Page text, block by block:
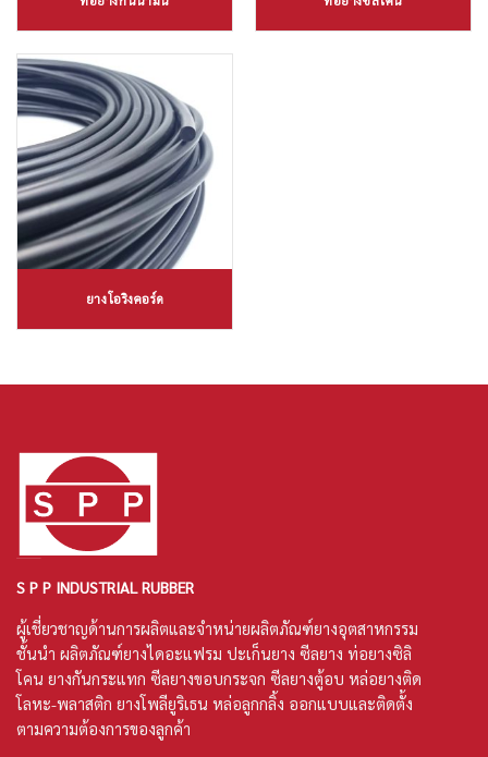
ยางโอริงคอร์ด
S P P INDUSTRIAL RUBBER
ผู้เชี่ยวชาญด้านการผลิตและจำหน่ายผลิตภัณฑ์ยางอุตสาหกรรม
ชั้นนำ ผลิตภัณฑ์ยางไดอะแฟรม ปะเก็นยาง ซีลยาง ท่อยางซิลิ
โคน ยางกันกระแทก ซีลยางขอบกระจก ซีลยางตู้อบ หล่อยางติด
โลหะ-พลาสติก ยางโพลียูริเธน หล่อลูกกลิ้ง ออกแบบและติดตั้ง
ตามความต้องการของลูกค้า